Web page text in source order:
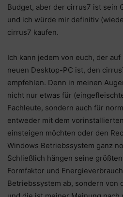
Budget, aber der cirrus7 ist sein
und ich würde mir definitiv
cirrus7 kaufen.
Ich kann jedem von euch, der
neuen Desktop-PC ist, den
empfehlen. Denn in meinen
nicht nur etwas für
Fachleute, sondern auch für
entweder mit dem
einsteigen möchten oder den
Windows Betriebssystem ganz
Schließlich hängen seine
Formfaktor und
Betriebssystem ab, sondern von